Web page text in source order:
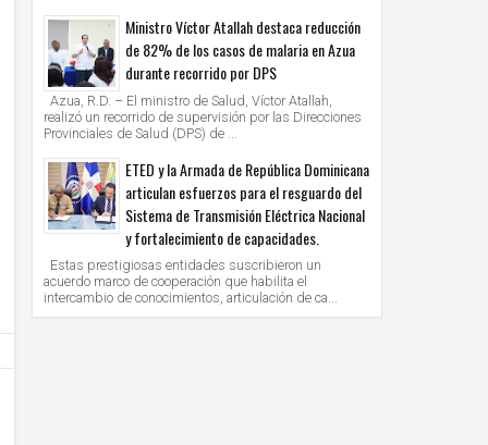
Ministro Víctor Atallah destaca reducción
de 82% de los casos de malaria en Azua
durante recorrido por DPS
Azua, R.D. – El ministro de Salud, Víctor Atallah,
realizó un recorrido de supervisión por las Direcciones
Provinciales de Salud (DPS) de ...
ETED y la Armada de República Dominicana
articulan esfuerzos para el resguardo del
Sistema de Transmisión Eléctrica Nacional
y fortalecimiento de capacidades.
Estas prestigiosas entidades suscribieron un
acuerdo marco de cooperación que habilita el
intercambio de conocimientos, articulación de ca...